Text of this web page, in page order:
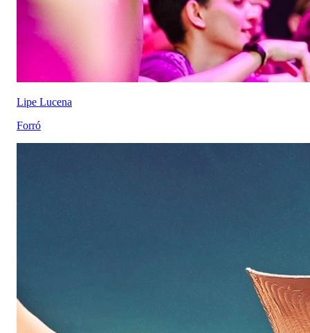
Lipe Lucena
Forró